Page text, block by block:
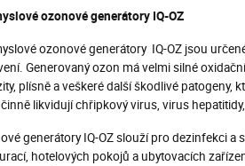
ozonové generátory IQ-OZ
ozonové generátory IQ-OZ jsou
Generovaný ozon má velmi silné
plísně a veškeré další škodlivé patogeny,
likvidují chřipkový virus, virus
generátory IQ-OZ slouží pro dezinfekci
hotelových pokojů a ubytovacích